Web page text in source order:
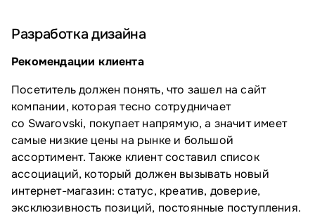
Разработка дизайна
Рекомендации клиента
Посетитель должен понять, что зашел на сайт
компании, которая тесно сотрудничает
со Swarovski, покупает напрямую, а значит имеет
самые низкие цены на рынке и большой
ассортимент. Также клиент составил список
ассоциаций, который должен вызывать новый
интернет-магазин: статус, креатив, доверие,
эксклюзивность позиций, постоянные поступления.